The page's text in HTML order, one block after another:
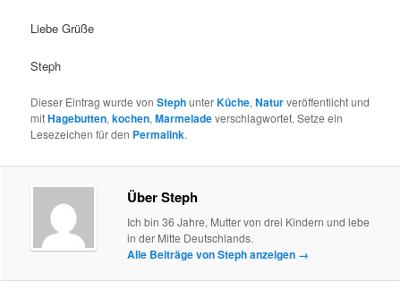
Liebe Grüße
Steph
Dieser Eintrag wurde vonStephunterKüche,Naturveröffentlicht und
mitHagebutten,kochen,Marmeladeverschlagwortet. Setze ein
Lesezeichen für den Permalink.
Über Steph
Ich bin 36 Jahre, Mutter von drei Kindern und lebe
in der Mitte Deutschlands.
Alle Beiträge von Steph anzeigen →